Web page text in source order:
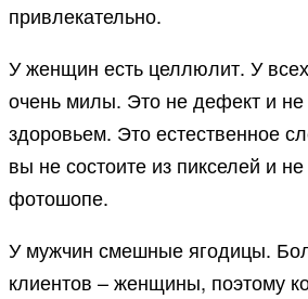
привлекательно.
У женщин есть целлюлит. У
очень милы. Это не дефект и
здоровьем. Это естественное
вы не состоите из пикселей и
фотошопе.
У мужчин смешные ягодицы.
клиентов – женщины, поэтому